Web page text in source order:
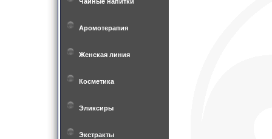
Аромотерапия
Женская линия
Косметика
Эликсиры
Экстракты